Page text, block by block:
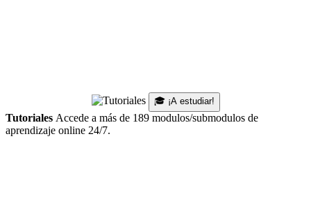
🎓 ¡A estudiar!
Tutoriales Accede a más de 189 modulos/submodulos de
aprendizaje online 24/7.